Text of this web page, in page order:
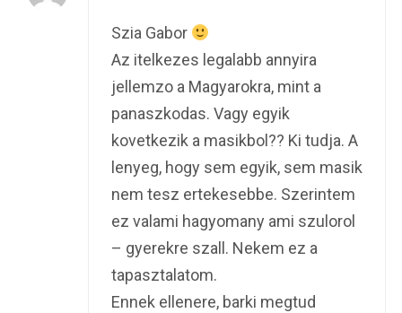
Szia Gabor
Az itelkezes legalabb annyira
jellemzo a Magyarokra, mint a
panaszkodas. Vagy egyik
kovetkezik a masikbol?? Ki tudja. A
lenyeg, hogy sem egyik, sem masik
nem tesz ertekesebbe. Szerintem
ez valami hagyomany ami szulorol
– gyerekre szall. Nekem ez a
tapasztalatom.
Ennek ellenere, barki megtud